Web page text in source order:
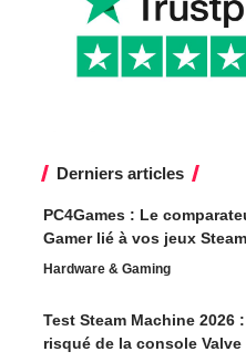
Derniers articles
PC4Games : Le
Gamer lié à vos jeux Steam
Hardware & Gaming
Test Steam Machine 2026
risqué de la console Valve